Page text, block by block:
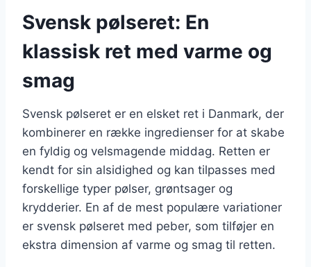
Svensk pølseret: En
klassisk ret med varme og
smag
Svensk pølseret er en elsket ret i Danmark, der
kombinerer en række ingredienser for at skabe
en fyldig og velsmagende middag. Retten er
kendt for sin alsidighed og kan tilpasses med
forskellige typer pølser, grøntsager og
krydderier. En af de mest populære variationer
er svensk pølseret med peber, som tilføjer en
ekstra dimension af varme og smag til retten.